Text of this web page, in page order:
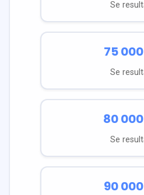
Se
75 000
Se
80 000
Se
90 000